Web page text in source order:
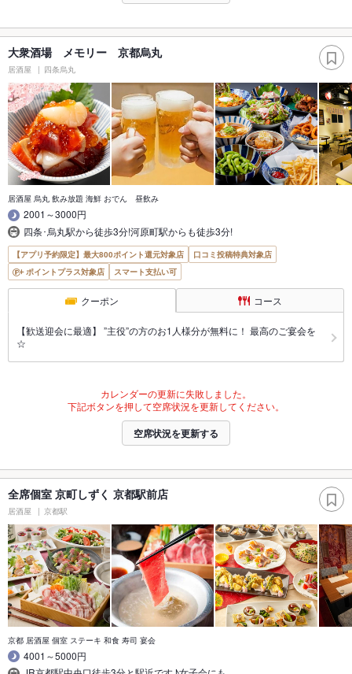
大衆酒場 メモリー 京都烏丸
居酒屋 四条烏丸
居酒屋 烏丸 飲み放題 海鮮 おでん 昼飲み
2001～3000円
四条･烏丸駅から徒歩3分!河原町駅からも徒歩3分!
【アプリ予約限定】最大800ポイント還元対象店
口コミ投稿特典対象店
ポイントプラス対象店
スマート支払い可
クーポン コース
【歓送迎会に最適】 ”主役”の方のお1人様分が無料に！ 最高のご宴会を
☆
カレンダーの更新に失敗しました。
下記ボタンを押して空席状況を更新してください。
空席状況を更新する
全席個室 京町しずく 京都駅前店
居酒屋 京都駅
京都 居酒屋 個室 ステーキ 和食 寿司 宴会
4001～5000円